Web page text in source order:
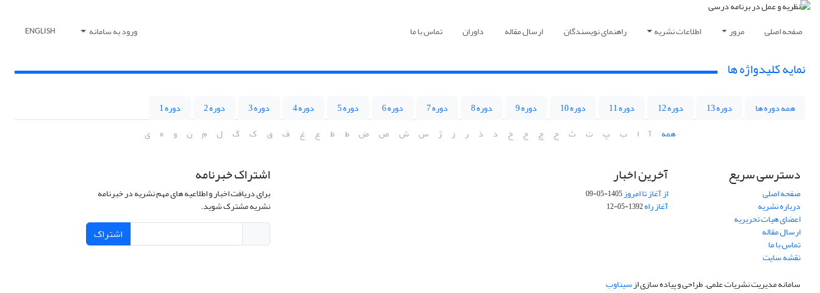
صفحه اصلی مرور اطلاعات نشریه راهنمای نویسندگان ارسال مقاله داوران تماس با ما ورود به سامانه ENGLISH
نمایه کلیدواژه ها
همه دوره ها دوره 13 دوره 12 دوره 11 دوره 10 دوره 9 دوره 8 دوره 7 دوره 6 دوره 5 دوره 4 دوره 3 دوره 2
دوره 1
همه
آ ا ب پ ت ث ج چ ح خ د ذ ر ز ژ س ش ص ض ط ظ ع غ ف ق ک گ ل م ن و ه ی
دسترسی سریع
صفحه اصلی
درباره نشریه
اعضای هیات تحریریه
ارسال مقاله
تماس با ما
نقشه سایت
آخرین اخبار
از آغاز تا امروز1405-05-09
آغاز راه1392-05-12
اشتراک خبرنامه
برای دریافت اخبار و اطلاعیه های مهم نشریه در خبرنامه
نشریه مشترک شوید.
اشتراک
سامانه مدیریت نشریات علمی.طراحی و پیاده سازی ازسیناوب